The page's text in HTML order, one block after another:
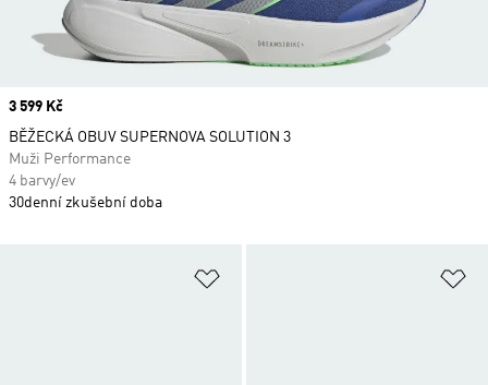
Price
3 599 Kč
BĚŽECKÁ OBUV SUPERNOVA SOLUTION 3
Muži Performance
4 barvy/ev
30denní zkušební doba